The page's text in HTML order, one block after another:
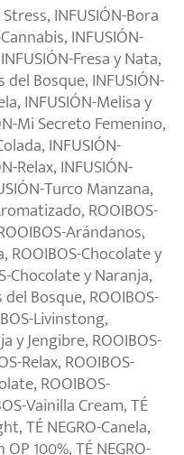
INFUSIÓN-Bora
INFUSIÓN-
Fresa y Nata,
del Bosque, INFUSIÓN-
INFUSIÓN-Melisa y
Mi Secreto Femenino,
INFUSIÓN-
Relax, INFUSIÓN-
Turco Manzana,
ROOIBOS-
Arándanos,
ROOIBOS-Chocolate y
Chocolate y Naranja,
Bosque, ROOIBOS-
Livinstong,
y Jengibre, ROOIBOS-
Relax, ROOIBOS-
ROOIBOS-
Vainilla Cream, TÉ
TÉ NEGRO-Canela,
OP 100%, TÉ NEGRO-